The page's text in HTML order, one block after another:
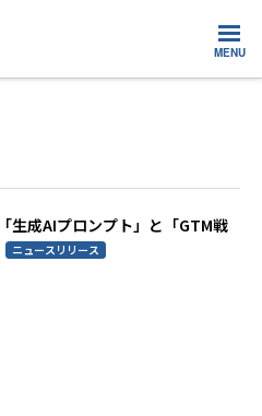
MENU
生成AIプロンプト」と「GTM戦
ニュースリリース